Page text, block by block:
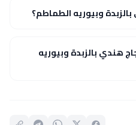
وبيوريه الطماطم؟
بالزبدة وبيوريه